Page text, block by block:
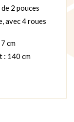
2 pouces
avec 4 roues
cm
: 140 cm